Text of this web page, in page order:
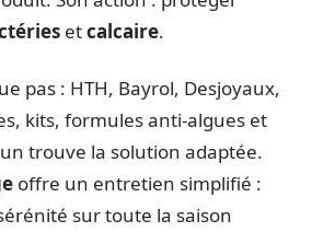
etcalcaire.
pas : HTH, Bayrol, Desjoyaux,
kits, formules anti-algues et
trouve la solution adaptée.
offre un entretien simplifié :
sur toute la saison